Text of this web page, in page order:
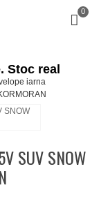
0
Stoc real
iarna
SUV SNOW